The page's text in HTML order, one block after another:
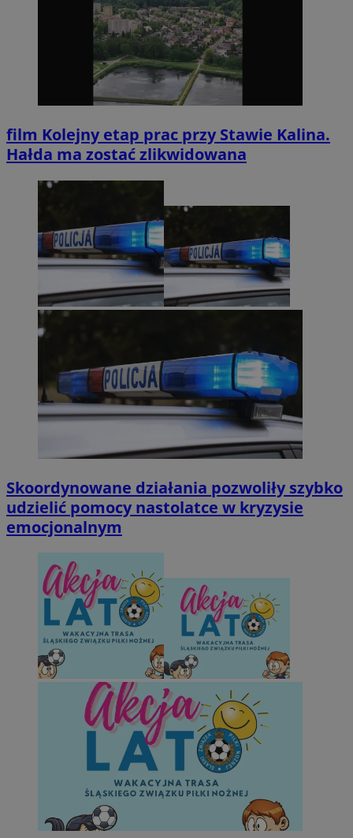
film Kolejny etap prac przy Stawie Kalina.
Hałda ma zostać zlikwidowana
Skoordynowane działania pozwoliły szybko
udzielić pomocy nastolatce w kryzysie
emocjonalnym